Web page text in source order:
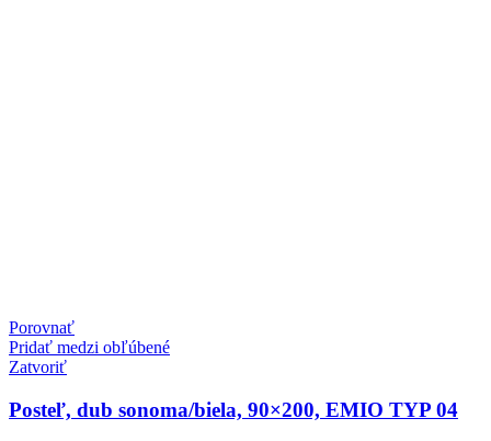
Porovnať
Pridať medzi obľúbené
Zatvoriť
Posteľ, dub sonoma/biela, 90×200, EMIO TYP 04